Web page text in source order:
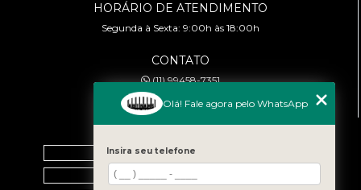
HORÁRIO DE ATENDIMENTO
Segunda à Sexta: 9:00h às 18:00h
CONTATO
(11) 99458-7351
cursoabtrans@gmail.com
Home
Empresa
Olá! Fale agora pelo WhatsApp
Insira seu telefone